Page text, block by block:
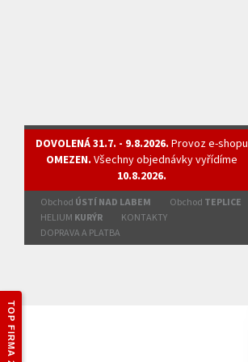
DOVOLENÁ 31.7. - 9.8.2026. Provoz e-shopu
OMEZEN. Všechny objednávky vyřídíme
10.8.2026.
Obchod ÚSTÍ NAD LABEM Obchod TEPLICE
HELIUM KURÝR
KONTAKTY
DOPRAVA A PLATBA
TOP FIRMA 2025